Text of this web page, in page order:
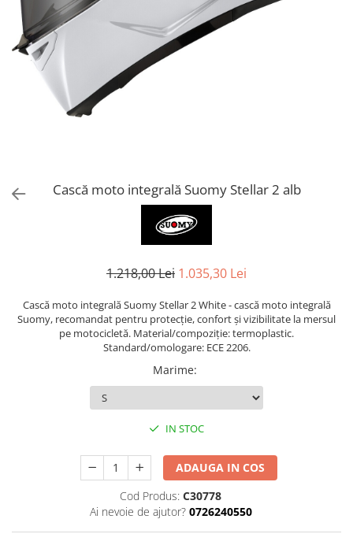
AIRBAG
CAGULE SI PROTECTII GAT
ECHIPAMENTE HARD
PLOAIE
TERMICE
Lentile de Schimb
Ochelari
Ochelari Personalizabili
Stickere & Grafică
Folii Grafice
Ornamente Spite
Cască moto integrală Suomy Stellar 2 alb
1.218,00 Lei 1.035,30 Lei
Cască moto integrală Suomy Stellar 2 White - cască moto integrală
Suomy, recomandat pentru protecție, confort și vizibilitate la mersul
pe motocicletă. Material/compoziție: termoplastic.
Standard/omologare: ECE 2206.
Marime:
IN STOC
ADAUGA IN COS
Cod Produs: C30778
Ai nevoie de ajutor? 0726240550